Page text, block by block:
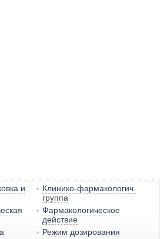
и
Клинико-фармакологич.
группа
Фармакологическое
действие
Режим дозирования